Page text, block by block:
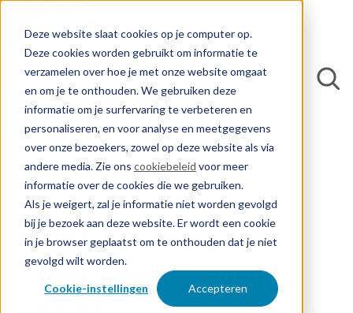
Deze website slaat cookies op je computer op.
Deze cookies worden gebruikt om informatie te
verzamelen over hoe je met onze website omgaat
en om je te onthouden. We gebruiken deze
informatie om je surfervaring te verbeteren en
personaliseren, en voor analyse en meetgegevens
over onze bezoekers, zowel op deze website als via
andere media. Zie ons cookiebeleid voor meer
informatie over de cookies die we gebruiken.
Als je weigert, zal je informatie niet worden gevolgd
bij je bezoek aan deze website. Er wordt een cookie
in je browser geplaatst om te onthouden dat je niet
gevolgd wilt worden.
Cookie-instellingen Accepteren
Oude
tuinbouwoctrooien:
bescherming tegen